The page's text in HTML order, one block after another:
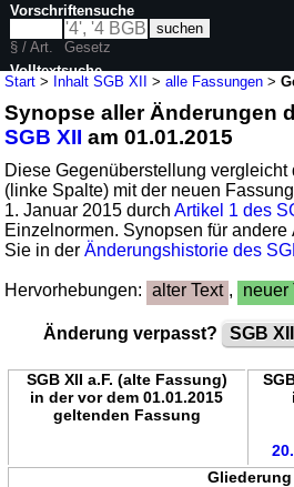
Start > Inhalt SGB XII >alle Fassungen >
Synopse aller Änderungen
SGB XII am 01.01.2015
Diese Gegenüberstellung
(linke Spalte) mit der neuen
1. Januar 2015 durchArtikel 1 des
Einzelnormen. Synopsen für
Sie in derÄnderungshistorie des
Hervorhebungen: alter Text , neuer
Änderung verpasst? SGB
SGB XII a.F. (alte Fassung)
in der vor dem 01.01.2015
geltenden Fassung
Gliederung
Vorschriftensuche
§ / Art.
Gesetz
Volltextsuche
nur in SGB XII